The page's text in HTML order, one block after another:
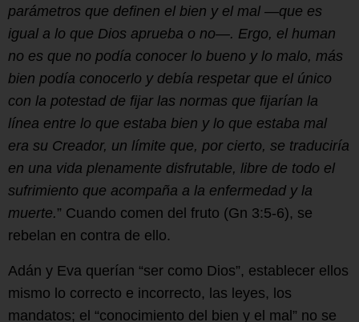
parámetros que definen el bien y el mal —que es
igual a lo que Dios aprueba o no—. Ergo, el human
no es que no podía conocer lo bueno y lo malo, más
bien podía conocerlo y debía respetar que el único
con la potestad de fijar las normas que fijarían la
línea entre lo que estaba bien y lo que estaba mal
era su Creador, un límite que, por cierto, se traduciría
en una vida plenamente disfrutable, libre de todo el
sufrimiento que acompaña a la enfermedad y la
muerte.” Cuando comen del fruto (Gn 3:5-6), se
rebelan en contra de ello.
Adán y Eva querían “ser como Dios”, establecer ellos
mismo lo correcto e incorrecto, las leyes, los
mandatos; el “conocimiento del bien y el mal” no se